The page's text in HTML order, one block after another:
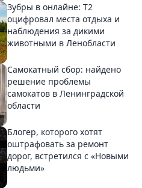
Зубры в онлайне: Т2
оцифровал места отдыха и
наблюдения за дикими
животными в Ленобласти
Самокатный сбор: найдено
решение проблемы
самокатов в Ленинградской
области
Блогер, которого хотят
оштрафовать за ремонт
дорог, встретился с «Новыми
людьми»